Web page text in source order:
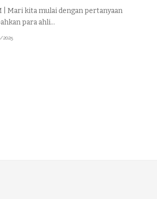
| Mari kita mulai dengan pertanyaan
para ahli…
2025